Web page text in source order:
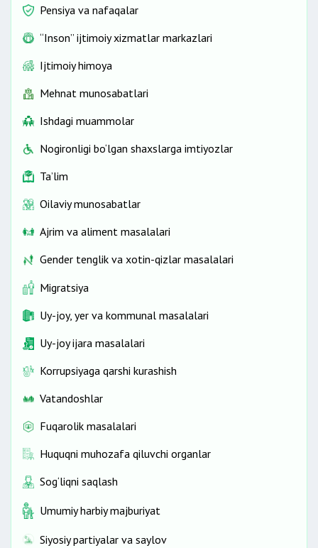
Pensiya va nafaqalar
“Inson” ijtimoiy xizmatlar markazlari
Ijtimoiy himoya
Mehnat munosabatlari
Ishdagi muammolar
Nogironligi bo‘lgan shaxslarga imtiyozlar
Ta’lim
Oilaviy munosabatlar
Ajrim va aliment masalalari
Gender tenglik va xotin-qizlar masalalari
Migratsiya
Uy-joy, yer va kommunal masalalari
Uy-joy ijara masalalari
Korrupsiyaga qarshi kurashish
Vatandoshlar
Fuqarolik masalalari
Huquqni muhozafa qiluvchi organlar
Sog‘liqni saqlash
Umumiy harbiy majburiyat
Siyosiy partiyalar va saylov